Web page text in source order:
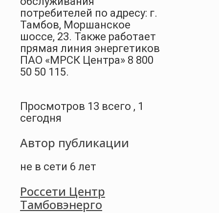
потребителей по адресу: г.
Тамбов, Моршанское
шоссе, 23. Также работает
прямая линия энергетиков
ПАО «МРСК Центра» 8 800
50 50 115.
Просмотров 13 всего , 1
сегодня
Автор публикации
не в сети 6 лет
Россети Центр
Тамбовэнерго